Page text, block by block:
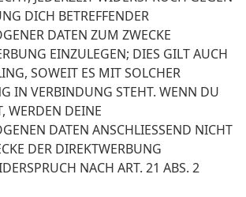
DICH BETREFFENDER
DATEN ZUM ZWECKE
EINZULEGEN; DIES GILT AUCH
SOWEIT ES MIT SOLCHER
IN VERBINDUNG STEHT. WENN DU
WERDEN DEINE
DATEN ANSCHLIESSEND NICHT
DER DIREKTWERBUNG
NACH ART. 21 ABS. 2